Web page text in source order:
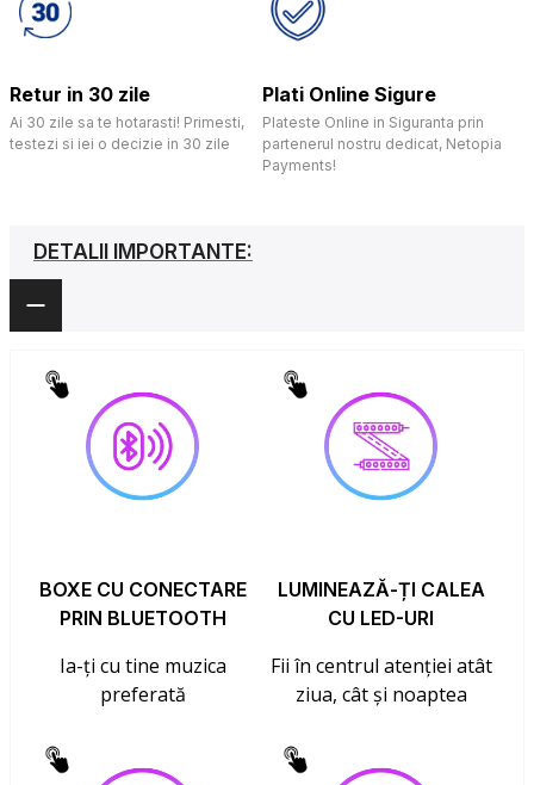
Retur in 30 zile
Ai 30 zile sa te hotarasti! Primesti,
testezi si iei o decizie in 30 zile
Plati Online Sigure
Plateste Online in Siguranta prin
partenerul nostru dedicat, Netopia
Payments!
DETALII IMPORTANTE:
BOXE CU CONECTARE
PRIN BLUETOOTH
Ia-ți cu tine muzica
preferată
LUMINEAZĂ-ȚI CALEA
CU LED-URI
Fii în centrul atenției atât
ziua, cât și noaptea